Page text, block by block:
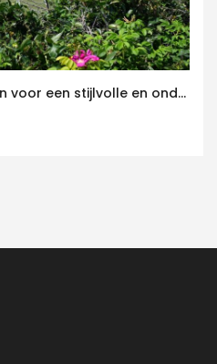
Tuinontwerp laten maken voor een stijlvolle en onderhoudsvriendelijke villatuin